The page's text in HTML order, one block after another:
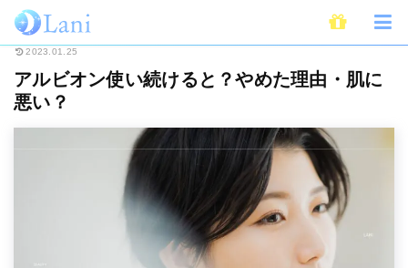
ホーム Beauty アルビオン使い続けると？やめた理由・肌に悪い？
2023.01.25
アルビオン使い続けると？やめた理由・肌に
悪い？